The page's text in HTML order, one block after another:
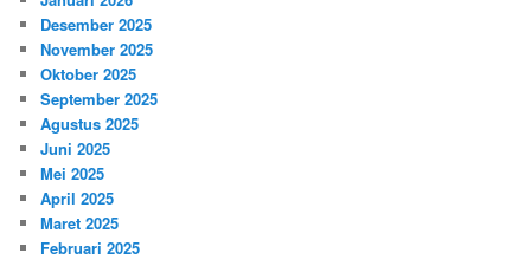
Desember 2025
November 2025
Oktober 2025
September 2025
Agustus 2025
Juni 2025
Mei 2025
April 2025
Maret 2025
Februari 2025